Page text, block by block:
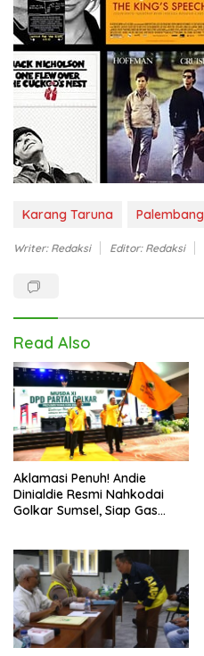
Karang Taruna Palembang
Writer: Redaksi Editor: Redaksi
Read Also
Aklamasi Penuh! Andie
Dinialdie Resmi Nahkodai
Golkar Sumsel, Siap Gas